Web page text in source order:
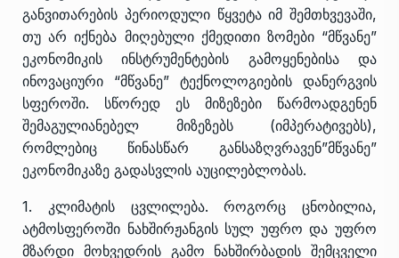
განვითარების პერიოდული წყვეტა იმ შემთხვევაში,
თუ არ იქნება მიღებული ქმედითი ზომები “მწვანე”
ეკონომიკის ინსტრუმენტების გამოყენებისა და
ინოვაციური “მწვანე” ტექნოლოგიების დანერგვის
სფეროში. სწორედ ეს მიზეზები წარმოადგენენ
შემაგულიანებელ მიზეზებს (იმპერატივებს),
რომლებიც წინასწარ განსაზღვრავენ”მწვანე”
ეკონომიკაზე გადასვლის აუცილებლობას.
1. კლიმატის ცვლილება. როგორც ცნობილია,
ატმოსფეროში ნახშირჟანგის სულ უფრო და უფრო
მზარდი მოხვედრის გამო ნახშირბადის შემცველი